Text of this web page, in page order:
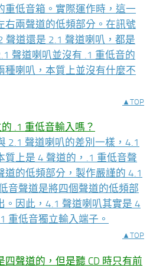
重低音箱。實際運作時，這一
右兩聲道的低頻部分。在訊號
聲道還是 2.1 聲道喇叭，都是
聲道喇叭並沒有 .1 重低音的
種喇叭，本質上並沒有什麼不
▲TOP
.1 重低音輸入嗎？
2.1 聲道喇叭的差別一樣，4.1
質上是 4 聲道的，.1 重低音聲
道的低頻部分，製作嚴謹的 4.1
音聲道是將四個聲道的低頻部
。因此，4.1 聲道喇叭其實是 4
重低音獨立輸入端子。
▲TOP
聲道的，但是聽 CD 時只有前